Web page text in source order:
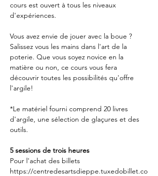
cours est ouvert à tous les niveaux
d'expériences.
Vous avez envie de jouer avec la boue ?
Salissez vous les mains dans l'art de la
poterie. Que vous soyez novice en la
matière ou non, ce cours vous fera
découvrir toutes les possibilités qu'offre
l'argile!
*Le matériel fourni comprend 20 livres
d'argile, une sélection de glaçures et des
outils.
5 sessions de trois heures
Pour l'achat des billets
https://centredesartsdieppe.tuxedobillet.co